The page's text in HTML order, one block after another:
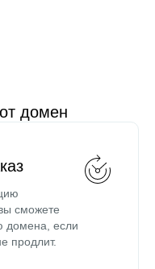
домен
сможете
домена, если
продлит.